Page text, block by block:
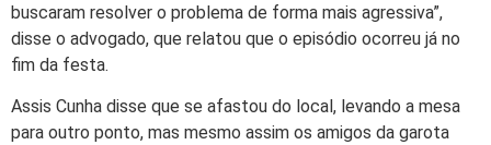
buscaram resolver o problema de forma mais agressiva”,
disse o advogado, que relatou que o episódio ocorreu já no
fim da festa.
Assis Cunha disse que se afastou do local, levando a mesa
para outro ponto, mas mesmo assim os amigos da garota